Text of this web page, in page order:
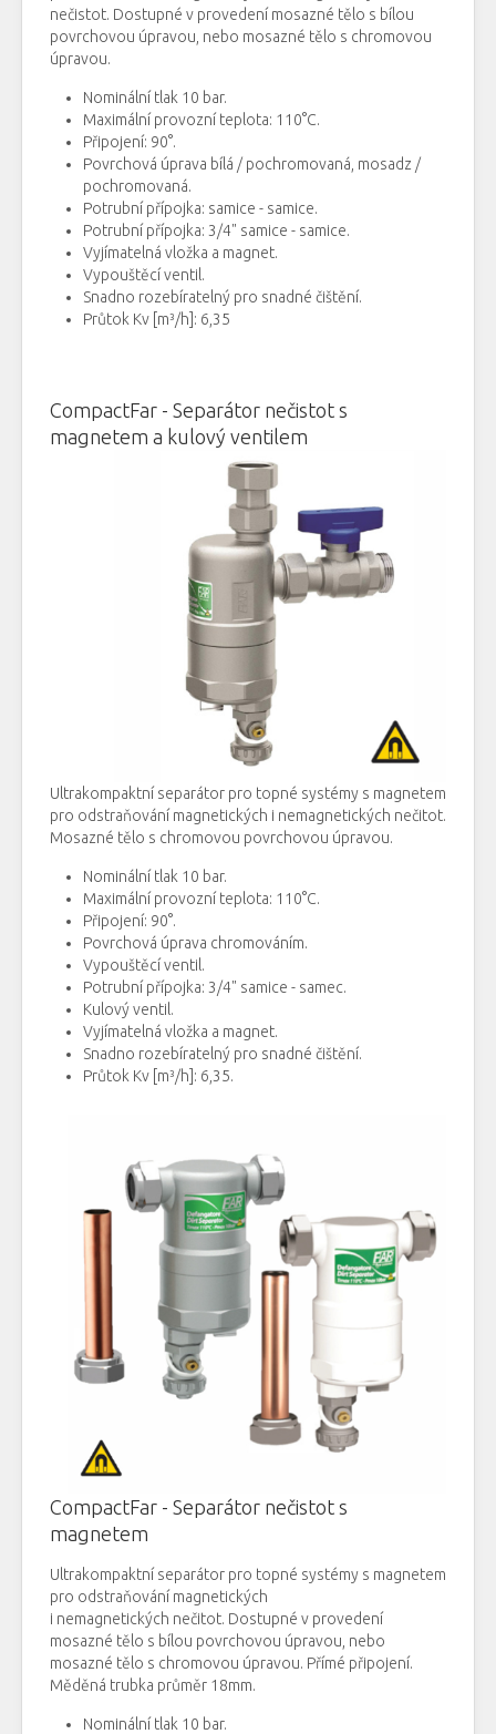
nečistot. Dostupné v provedení mosazné tělo s bílou
povrchovou úpravou, nebo mosazné tělo s chromovou
úpravou.
Nominální tlak 10 bar.
Maximální provozní teplota: 110°C.
Připojení: 90°.
Povrchová úprava bílá / pochromovaná, mosadz /
pochromovaná.
Potrubní přípojka: samice - samice.
Potrubní přípojka: 3/4" samice - samice.
Vyjímatelná vložka a magnet.
Vypouštěcíventil .
Snadno rozebíratelný pro snadné čištění.
Průtok Kv [m³/h]: 6,35
CompactFar - Separátor nečistot s
magnetem a kulový ventilem
Ultrakompaktní separátor pro topné systémy s magnetem
pro odstraňování magnetických i nemagnetických nečitot.
Mosazné tělo s chromovou povrchovou úpravou.
Nominální tlak 10 bar.
Maximální provozní teplota: 110°C.
Připojení: 90°.
Povrchová úprava chromováním.
Vypouštěcíventil .
Potrubní přípojka: 3/4" samice - samec.
Kulovýventil .
Vyjímatelná vložka a magnet.
Snadno rozebíratelný pro snadné čištění.
Průtok Kv [m³/h]: 6,35.
CompactFar - Separátor nečistot s
magnetem
Ultrakompaktní separátor pro topné systémy s magnetem
pro odstraňování magnetických
i nemagnetických nečitot. Dostupné v provedení
mosazné tělo s bílou povrchovou úpravou, nebo
mosazné tělo s chromovou úpravou. Přímé připojení.
Měděná trubka průměr 18mm.
Nominální tlak 10 bar.